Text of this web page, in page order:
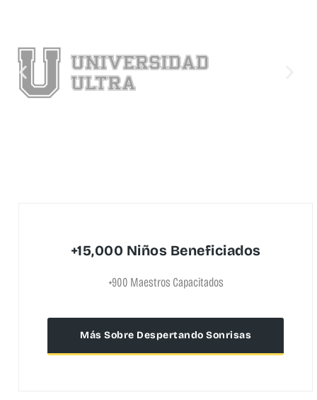
+15,000 Niños Beneficiados
+900 Maestros Capacitados
Más Sobre Despertando Sonrisas